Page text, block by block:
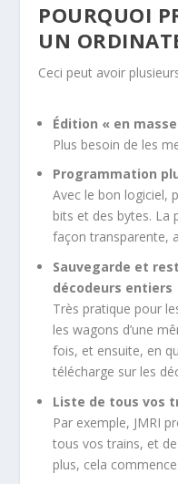
POURQUOI
UN
Ceci peut avoir
Édition « en masse
Plus besoin de les
Programmation
Avec le bon logiciel,
bits et des bytes. La
façon transparente,
Sauvegarde et
décodeurs entiers
Très pratique pour
les wagons d’une
fois, et ensuite, en
télécharge sur les
Liste de tous vos
Par exemple, JMRI
tous vos trains, et
plus, cela